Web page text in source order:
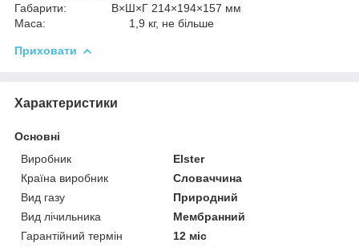
Габарити:
В×Ш×Г 214×194×157 мм
Маса:
1,9 кг, не більше
Приховати
Характеристики
Основні
Виробник
Elster
Країна виробник
Словаччина
Вид газу
Природний
Вид лічильника
Мембранний
Гарантійний термін
12 міс